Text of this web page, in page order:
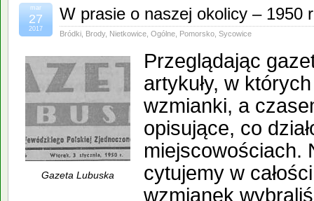
W prasie o naszej okolicy – 1950
Bródki Brody, Nietkowice Ogólne Pomorsko Sycowice
mar
27
2017
Gazeta Lubuska
Przeglądając
artykuły, w
wzmianki, a
opisujące, co
miejscowościach.
cytujemy w
wzmianek